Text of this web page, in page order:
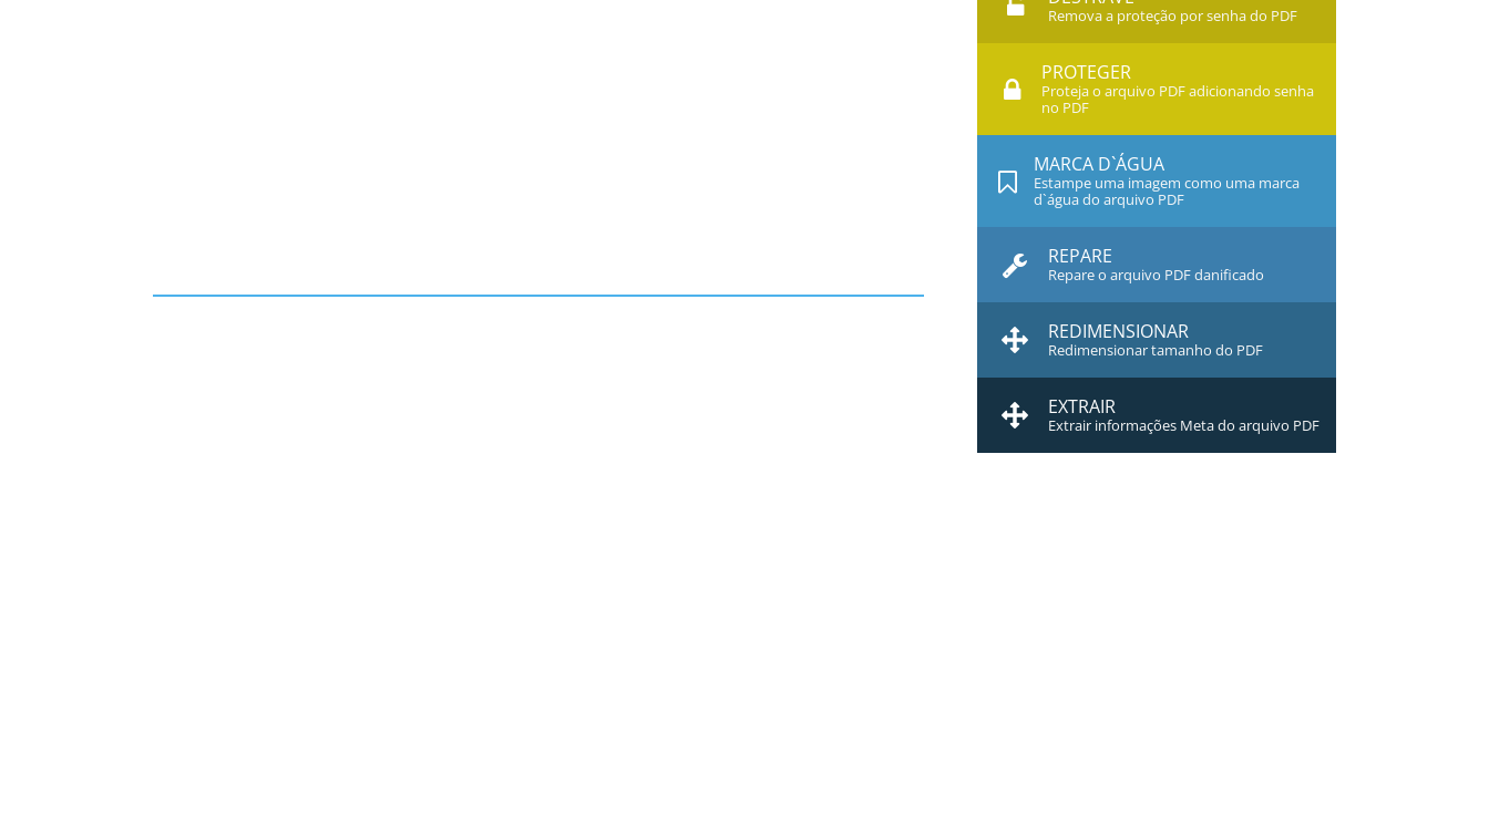
Remova a proteção por senha do PDF
PROTEGER
Proteja o arquivo PDF adicionando senha
no PDF
MARCA D`ÁGUA
Estampe uma imagem como uma marca
d`água do arquivo PDF
REPARE
Repare o arquivo PDF danificado
REDIMENSIONAR
Redimensionar tamanho do PDF
EXTRAIR
Extrair informações Meta do arquivo PDF